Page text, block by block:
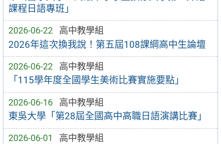
課程日語專班」
2026-06-22 高中教學組
2026年這次換我說！第五屆108課綱高中生論壇
2026-06-22 高中教學組
「115學年度全國學生美術比賽實施要點」
2026-06-16 高中教學組
東吳大學「第28屆全國高中高職日語演講比賽」
2026-06-01 高中教學組